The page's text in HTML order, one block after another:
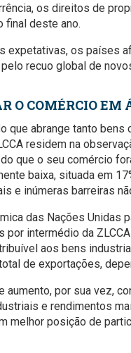
os direitos de
final deste ano.
expetativas, os países
recuo global de
O COMÉRCIO EM
que abrange tanto
residem na
que o seu comércio
baixa, situada em
e inúmeras barreiras
das Nações Unidas
intermédio da
aos bens
de exportações,
aumento, por sua vez,
e rendimentos
melhor posição de